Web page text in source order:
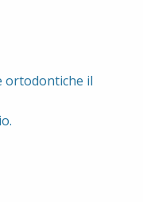
ortodontiche il